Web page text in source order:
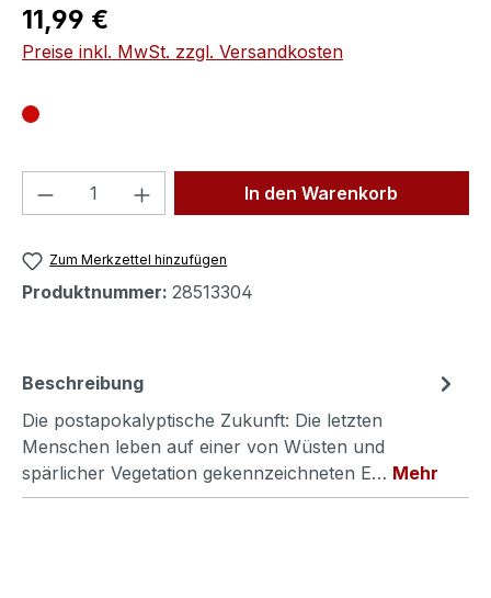
Regulärer Preis:
11,99 €
Preise inkl. MwSt. zzgl. Versandkosten
Produkt Anzahl: Gib denIn den Warenkorb
Zum Merkzettel hinzufügen
Produktnummer: 28513304
Beschreibung
Die postapokalyptische Zukunft: Die letzten
Menschen leben auf einer von Wüsten und
spärlicher Vegetation gekennzeichneten E… Mehr